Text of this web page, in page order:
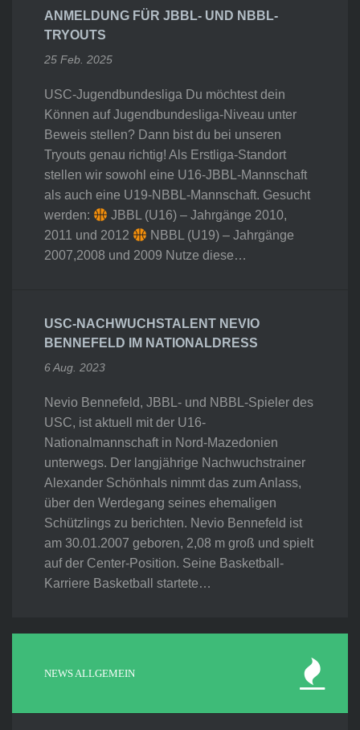
ANMELDUNG FÜR JBBL- UND NBBL-
TRYOUTS
25 Feb. 2025
USC-Jugendbundesliga Du möchtest dein
Können auf Jugendbundesliga-Niveau unter
Beweis stellen? Dann bist du bei unseren
Tryouts genau richtig! Als Erstliga-Standort
stellen wir sowohl eine U16-JBBL-Mannschaft
als auch eine U19-NBBL-Mannschaft. Gesucht
werden:
JBBL (U16) – Jahrgänge 2010,
2011 und 2012
NBBL (U19) – Jahrgänge
2007,2008 und 2009 Nutze diese…
USC-NACHWUCHSTALENT NEVIO
BENNEFELD IM NATIONALDRESS
6 Aug. 2023
Nevio Bennefeld, JBBL- und NBBL-Spieler des
USC, ist aktuell mit der U16-
Nationalmannschaft in Nord-Mazedonien
unterwegs. Der langjährige Nachwuchstrainer
Alexander Schönhals nimmt das zum Anlass,
über den Werdegang seines ehemaligen
Schützlings zu berichten. Nevio Bennefeld ist
am 30.01.2007 geboren, 2,08 m groß und spielt
auf der Center-Position. Seine Basketball-
Karriere Basketball startete…
NEWS ALLGEMEIN